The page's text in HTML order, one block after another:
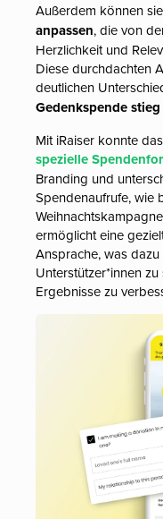
Außerdem können sie
anpassen, die von
Herzlichkeit und
Diese durchdachten
deutlichen
Gedenkspende
Mit iRaiser konnte
spezielle
Branding und
Spendenaufrufe, wie
ermöglicht eine
Ansprache, was
Unterstützer*innen
Ergebnisse zu